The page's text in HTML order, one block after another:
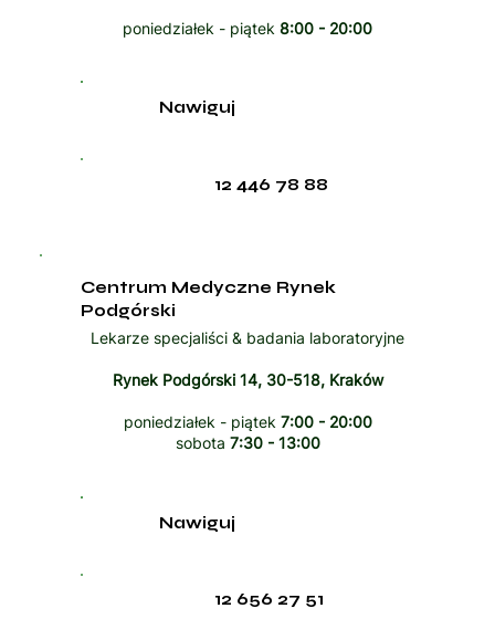
poniedziałek - piątek 8:00 - 20:00
12 446 78 88
Nawiguj
Centrum Medyczne Rynek
Podgórski
Lekarze specjaliści & badania laboratoryjne
Rynek Podgórski 14, 30-518, Kraków
poniedziałek - piątek 7:00 - 20:00
sobota 7:30 - 13:00
12 656 27 51
Nawiguj